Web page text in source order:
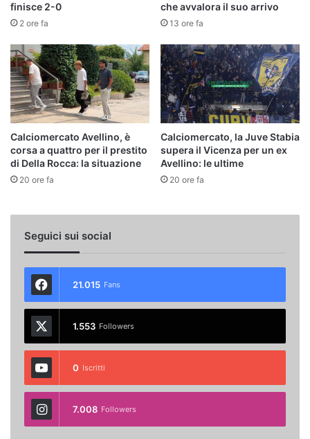
finisce 2-0
2 ore fa
che avvalora il suo arrivo
13 ore fa
Calciomercato Avellino, è
corsa a quattro per il prestito
di Della Rocca: la situazione
20 ore fa
Calciomercato, la Juve Stabia
supera il Vicenza per un ex
Avellino: le ultime
20 ore fa
Seguici sui social
21.015 Fans
1.553 Followers
0 Iscritti
7.008 Followers